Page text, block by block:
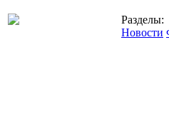
Разделы:
Новости